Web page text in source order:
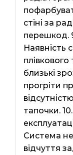
стіні за
перешкод.
Наявність
плівкового
близькі
прогріти
тапочки.
Система
відчуття